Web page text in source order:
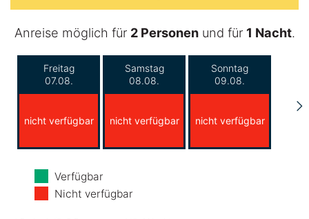
Anreise möglich für 2 Personenund für 1 Nacht.
Freitag
07.08.
nicht verfügbar
Samstag
08.08.
nicht verfügbar
Sonntag
09.08.
nicht verfügbar
Montag
10.08.
Verfügbar
Nicht verfügbar